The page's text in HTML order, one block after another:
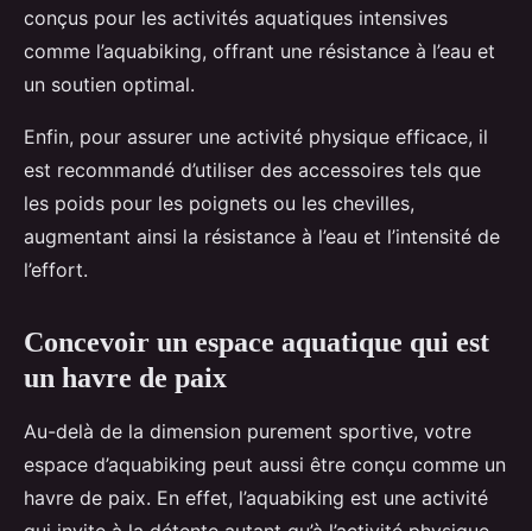
conçus pour les activités aquatiques intensives
comme l’aquabiking, offrant une résistance à l’eau et
un soutien optimal.
Enfin, pour assurer une activité physique efficace, il
est recommandé d’utiliser des accessoires tels que
les poids pour les poignets ou les chevilles,
augmentant ainsi la résistance à l’eau et l’intensité de
l’effort.
Concevoir un espace aquatique qui est
un havre de paix
Au-delà de la dimension purement sportive, votre
espace d’aquabiking peut aussi être conçu comme un
havre de paix. En effet, l’aquabiking est une activité